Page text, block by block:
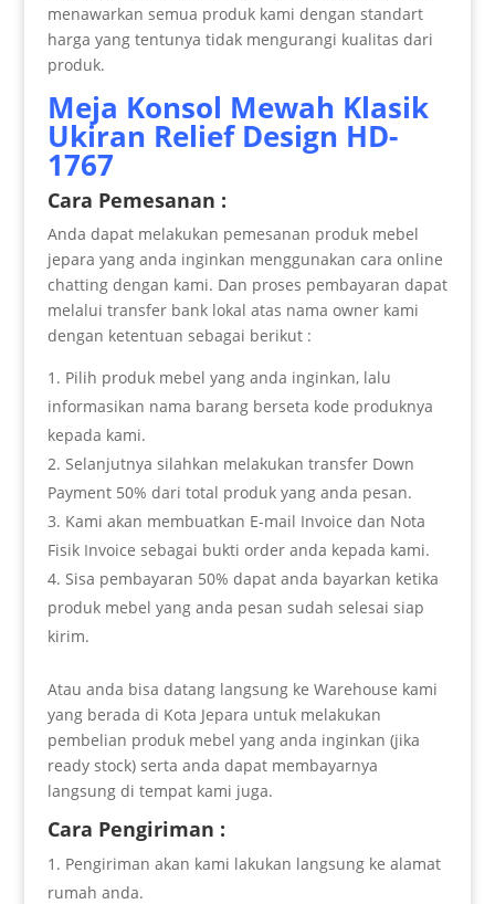
menawarkan semua produk kami dengan standart
harga yang tentunya tidak mengurangi kualitas dari
produk.
Meja Konsol Mewah Klasik
Ukiran Relief Design HD-
1767
Cara Pemesanan :
Anda dapat melakukan pemesanan produk mebel
jepara yang anda inginkan menggunakan cara online
chatting dengan kami. Dan proses pembayaran dapat
melalui transfer bank lokal atas nama owner kami
dengan ketentuan sebagai berikut :
Pilih produk mebel yang anda inginkan, lalu
informasikan nama barang berseta kode produknya
kepada kami.
Selanjutnya silahkan melakukan transfer Down
Payment 50% dari total produk yang anda pesan.
Kami akan membuatkan E-mail Invoice dan Nota
Fisik Invoice sebagai bukti order anda kepada kami.
Sisa pembayaran 50% dapat anda bayarkan ketika
produk mebel yang anda pesan sudah selesai siap
kirim.
Atau anda bisa datang langsung ke Warehouse kami
yang berada di Kota Jepara untuk melakukan
pembelian produk mebel yang anda inginkan (jika
ready stock) serta anda dapat membayarnya
langsung di tempat kami juga.
Cara Pengiriman :
Pengiriman akan kami lakukan langsung ke alamat
rumah anda.